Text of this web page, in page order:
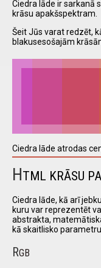
I have
read and
accept the
terms and
Ciedra lāde ir sarkanā
krāsu apakšspektram.
Šeit Jūs varat redzēt,
blakusesošajām
Ciedra lāde atrodas
HTML KRĀSU
Ciedra lāde, kā arī
kuru var reprezentēt
abstrakta,
kā skaitlisko
RGB